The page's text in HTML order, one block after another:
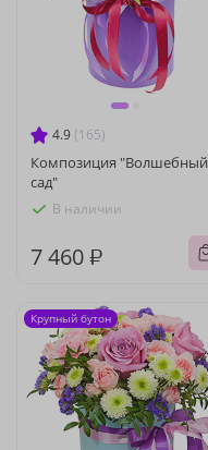
4.9 (165)
Композиция "Волшебный
сад"
В наличии
7 460 ₽
Крупный бутон